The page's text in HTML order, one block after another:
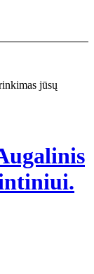
jūsų